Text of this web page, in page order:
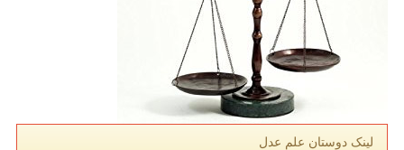
لینک دوستان علم عدل